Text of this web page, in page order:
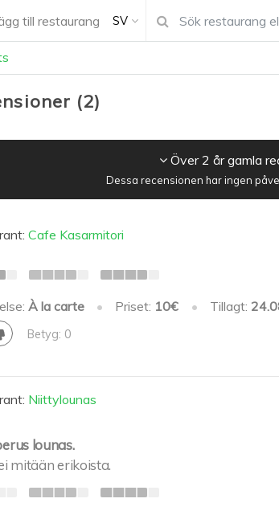
till restaurang SV
(2)
Över 2 år gamla
Dessa recensionen har ingen
Cafe Kasarmitori
À la carte • Priset: 10€ • Tillagt:
Betyg: 0
Niittylounas
lounas.
mitään erikoista.